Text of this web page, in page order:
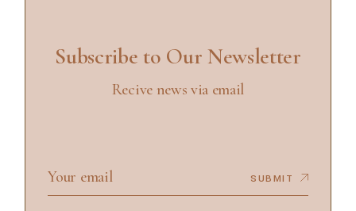
Subscribe to Our Newsletter
Recive news via email
SUBMIT